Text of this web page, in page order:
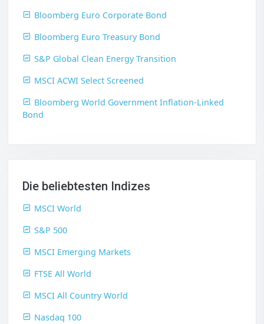
Bloomberg Euro Corporate Bond
Bloomberg Euro Treasury Bond
S&P Global Clean Energy Transition
MSCI ACWI Select Screened
Bloomberg World Government Inflation-Linked
Bond
Die beliebtesten Indizes
MSCI World
S&P 500
MSCI Emerging Markets
FTSE All World
MSCI All Country World
Nasdaq 100